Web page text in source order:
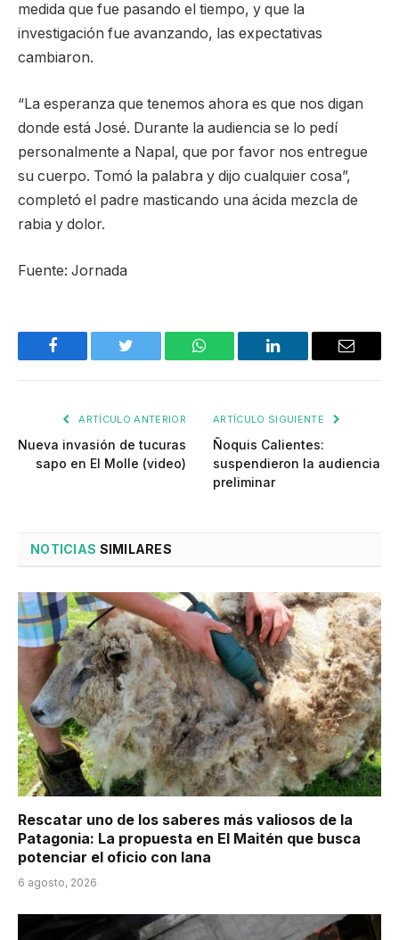
medida que fue pasando el tiempo, y que la
investigación fue avanzando, las expectativas
cambiaron.
“La esperanza que tenemos ahora es que nos digan
donde está José. Durante la audiencia se lo pedí
personalmente a Napal, que por favor nos entregue
su cuerpo. Tomó la palabra y dijo cualquier cosa”,
completó el padre masticando una ácida mezcla de
rabia y dolor.
Fuente: Jornada
Facebook Twitter WhatsApp LinkedIn Email
ARTÍCULO ANTERIOR
Nueva invasión de tucuras
sapo en El Molle (video)
ARTÍCULO SIGUIENTE
Ñoquis Calientes:
suspendieron la audiencia
preliminar
NOTICIAS SIMILARES
Rescatar uno de los saberes más valiosos de la
Patagonia: La propuesta en El Maitén que busca
potenciar el oficio con lana
6 agosto, 2026